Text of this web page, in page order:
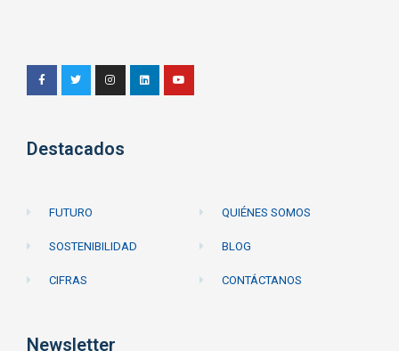
Destacados
FUTURO
SOSTENIBILIDAD
CIFRAS
QUIÉNES SOMOS
BLOG
CONTÁCTANOS
Newsletter